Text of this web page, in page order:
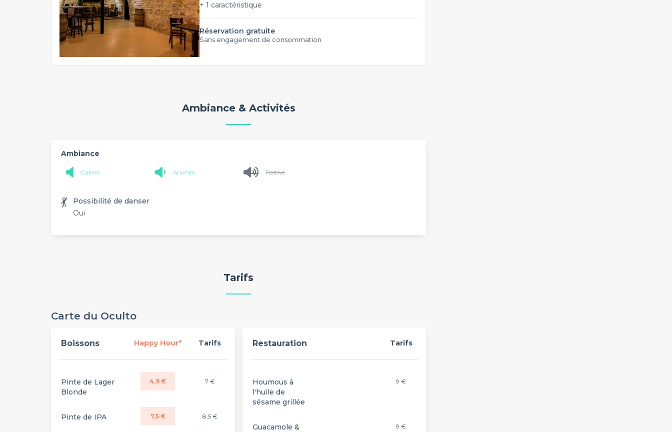
+ 1 caractéristique
Réservation gratuite
Sans engagement de consommation
Ambiance & Activités
Ambiance
Calme Animée Festive
💃
Possibilité de danser
Oui
Tarifs
Carte du Oculto
Boissons Happy Hour* Tarifs
Pinte de Lager
Blonde
4,9 € 7 €
Pinte de IPA 7,5 € 8,5 €
Restauration Tarifs
Houmous à
l'huile de
sésame grillée
9 €
Guacamole &
9 €